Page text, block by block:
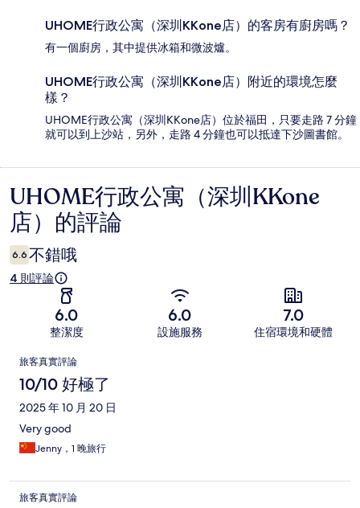
UHOME行政公寓（深圳KKone店）的客房有廚房嗎？
有一個廚房，其中提供冰箱和微波爐。
UHOME行政公寓（深圳KKone店）附近的環境怎麼
樣？
UHOME行政公寓（深圳KKone店）位於福田，只要走路 7 分鐘
就可以到上沙站，另外，走路 4 分鐘也可以抵達下沙圖書館。
評
論
UHOME行政公寓（深圳KKone
店）的評論
6.6 不錯哦
4 則評論
6.0
整潔度
6.0
設施服務
7.0
住宿環境和硬體
評
論
旅客真實評論
10/10 好極了
2025 年 10 月 20 日
Very good
Jenny，1 晚旅行
旅客真實評論